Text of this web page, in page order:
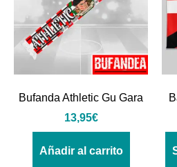
Bufanda Athletic Gu Gara
13,95€
Añadir al carrito